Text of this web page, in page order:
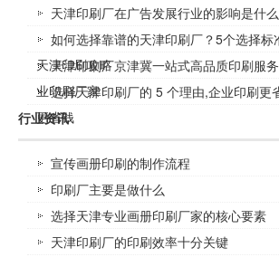
天津印刷厂在广告发展行业的影响是什
如何选择靠谱的天津印刷厂？5个选择标
天津印刷攻略
天津印刷厂京津冀一站式高品质印刷服
业印刷厂家
选择天津印刷厂的 5 个理由,企业印刷更
更省钱
行业资讯
宣传画册印刷的制作流程
印刷厂主要是做什么
选择天津专业画册印刷厂家的核心要素
天津印刷厂的印刷效率十分关键